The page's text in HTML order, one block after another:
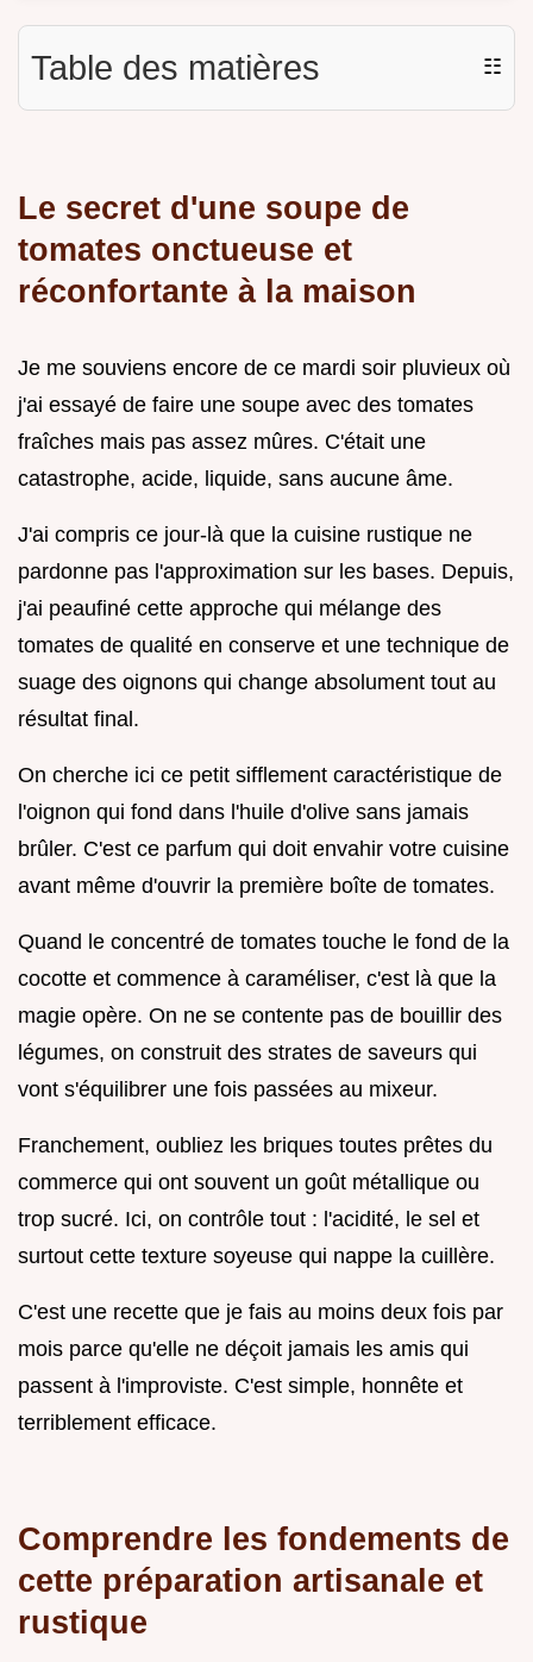
Table des matières ☷
Le secret d'une soupe de
tomates onctueuse et
réconfortante à la maison
Je me souviens encore de ce mardi soir pluvieux où
j'ai essayé de faire une soupe avec des tomates
fraîches mais pas assez mûres. C'était une
catastrophe, acide, liquide, sans aucune âme.
J'ai compris ce jour-là que la cuisine rustique ne
pardonne pas l'approximation sur les bases. Depuis,
j'ai peaufiné cette approche qui mélange des
tomates de qualité en conserve et une technique de
suage des oignons qui change absolument tout au
résultat final.
On cherche ici ce petit sifflement caractéristique de
l'oignon qui fond dans l'huile d'olive sans jamais
brûler. C'est ce parfum qui doit envahir votre cuisine
avant même d'ouvrir la première boîte de tomates.
Quand le concentré de tomates touche le fond de la
cocotte et commence à caraméliser, c'est là que la
magie opère. On ne se contente pas de bouillir des
légumes, on construit des strates de saveurs qui
vont s'équilibrer une fois passées au mixeur.
Franchement, oubliez les briques toutes prêtes du
commerce qui ont souvent un goût métallique ou
trop sucré. Ici, on contrôle tout : l'acidité, le sel et
surtout cette texture soyeuse qui nappe la cuillère.
C'est une recette que je fais au moins deux fois par
mois parce qu'elle ne déçoit jamais les amis qui
passent à l'improviste. C'est simple, honnête et
terriblement efficace.
Comprendre les fondements de
cette préparation artisanale et
rustique